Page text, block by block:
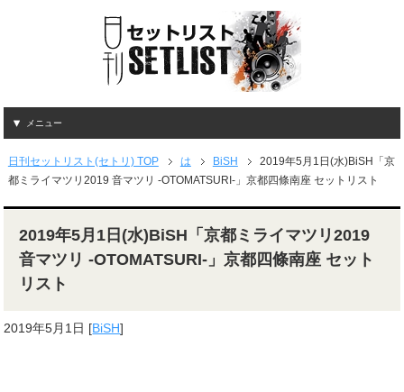
メニュー
日刊セットリスト(セトリ) TOP は BiSH
2019年5月1日(水)BiSH「京
都ミライマツリ2019 音マツリ -OTOMATSURI-」京都四條南座 セットリスト
2019年5月1日(水)BiSH「京都ミライマツリ2019
音マツリ -OTOMATSURI-」京都四條南座 セット
リスト
2019年5月1日 [BiSH]